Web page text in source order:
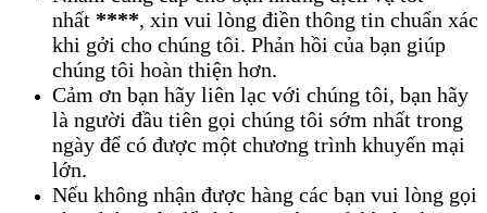
nhất ****, xin vui lòng điền thông tin chuẩn xác
khi gởi cho chúng tôi. Phản hồi của bạn giúp
chúng tôi hoàn thiện hơn.
Cảm ơn bạn hãy liên lạc với chúng tôi, bạn hãy
là người đầu tiên gọi chúng tôi sớm nhất trong
ngày để có được một chương trình khuyến mại
lớn.
Nếu không nhận được hàng các bạn vui lòng gọi